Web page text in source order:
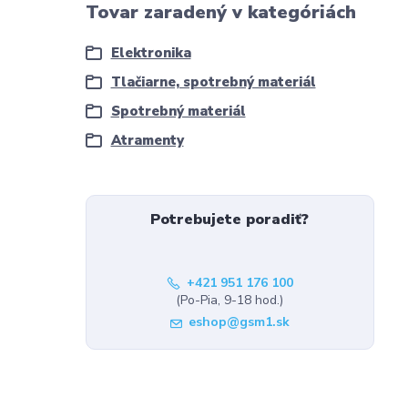
Tovar zaradený v kategóriách
Elektronika
Tlačiarne, spotrebný materiál
Spotrebný materiál
Atramenty
Potrebujete poradiť?
+421 951 176 100
(Po-Pia, 9-18 hod.)
eshop@gsm1.sk